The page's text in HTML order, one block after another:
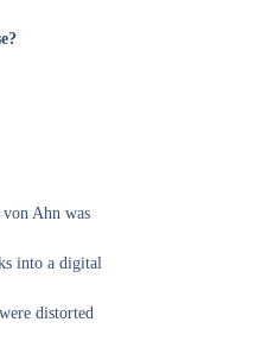
Ahn was
into a digital
distorted